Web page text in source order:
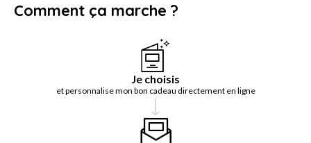
Comment ça marche ?
Je choisis
et personnalise mon bon cadeau directement en ligne